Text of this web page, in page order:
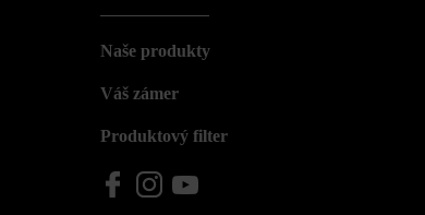
Naše produkty
Váš zámer
Produktový filter